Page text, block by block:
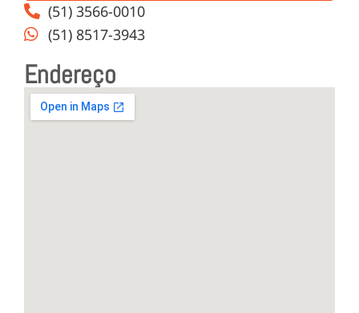
(51) 3566-0010
(51) 8517-3943
Endereço